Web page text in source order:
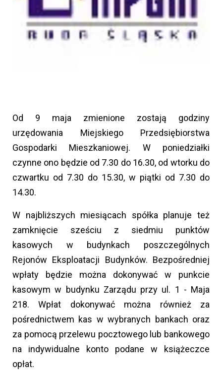
Od 9 maja zmienione zostają godziny
urzędowania Miejskiego Przedsiębiorstwa
Gospodarki Mieszkaniowej. W poniedziałki
czynne ono będzie od 7.30 do 16.30, od wtorku do
czwartku od 7.30 do 15.30, w piątki od 7.30 do
14.30.
W najbliższych miesiącach spółka planuje też
zamknięcie sześciu z siedmiu punktów
kasowych w budynkach poszczególnych
Rejonów Eksploatacji Budynków. Bezpośredniej
wpłaty będzie można dokonywać w punkcie
kasowym w budynku Zarządu przy ul. 1 - Maja
218. Wpłat dokonywać można również za
pośrednictwem kas w wybranych bankach oraz
za pomocą przelewu pocztowego lub bankowego
na indywidualne konto podane w książeczce
opłat.